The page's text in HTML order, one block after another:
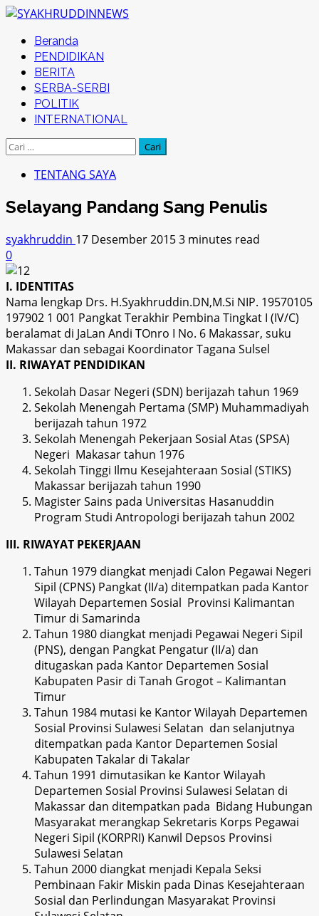
Skip
content
Primary
Menu
Beranda
PENDIDIKAN
BERITA
SERBA-SERBI
POLITIK
INTERNATIONAL
Cari
TENTANG SAYA
Selayang Pandang Sang Penulis
syakhruddin 17 Desember 20153 minutes read
0
I. IDENTITAS
Nama lengkap Drs. H.Syakhruddin.DN,M.Si NIP. 19570105
197902 1 001 Pangkat Terakhir Pembina Tingkat I (IV/C)
beralamat di JaLan Andi TOnro I No. 6 Makassar, suku
Makassar dan sebagai Koordinator Tagana Sulsel
II. RIWAYAT PENDIDIKAN
Sekolah Dasar Negeri (SDN) berijazah tahun 1969
Sekolah Menengah Pertama (SMP) Muhammadiyah
berijazah tahun 1972
Sekolah Menengah Pekerjaan Sosial Atas (SPSA)
Negeri Makasar tahun 1976
Sekolah Tinggi Ilmu Kesejahteraan Sosial (STIKS)
Makassar berijazah tahun 1990
Magister Sains pada Universitas Hasanuddin
Program Studi Antropologi berijazah tahun 2002
III. RIWAYAT PEKERJAAN
Tahun 1979 diangkat menjadi Calon Pegawai Negeri
Sipil (CPNS) Pangkat (II/a) ditempatkan pada Kantor
Wilayah Departemen Sosial Provinsi Kalimantan
Timur di Samarinda
Tahun 1980 diangkat menjadi Pegawai Negeri Sipil
(PNS), dengan Pangkat Pengatur (II/a) dan
ditugaskan pada Kantor Departemen Sosial
Kabupaten Pasir di Tanah Grogot – Kalimantan
Timur
Tahun 1984 mutasi ke Kantor Wilayah Departemen
Sosial Provinsi Sulawesi Selatan dan selanjutnya
ditempatkan pada Kantor Departemen Sosial
Kabupaten Takalar di Takalar
Tahun 1991 dimutasikan ke Kantor Wilayah
Departemen Sosial Provinsi Sulawesi Selatan di
Makassar dan ditempatkan pada Bidang Hubungan
Masyarakat merangkap Sekretaris Korps Pegawai
Negeri Sipil (KORPRI) Kanwil Depsos Provinsi
Sulawesi Selatan
Tahun 2000 diangkat menjadi Kepala Seksi
Pembinaan Fakir Miskin pada Dinas Kesejahteraan
Sosial dan Perlindungan Masyarakat Provinsi